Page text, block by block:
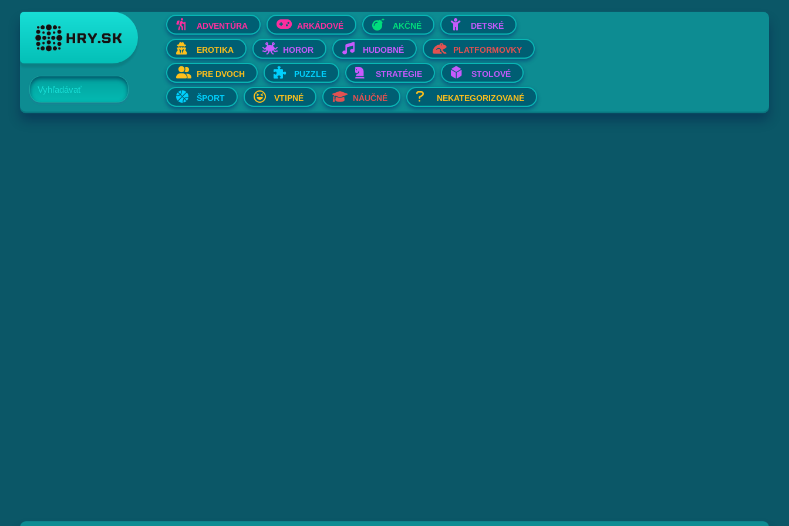
Vyhľadávať
ADVENTÚRA ARKÁDOVÉ AKČNÉ DETSKÉ
EROTIKA HOROR HUDOBNÉ PLATFORMOVKY
PRE DVOCH PUZZLE STRATÉGIE STOLOVÉ
ŠPORT VTIPNÉ NÁUČNÉ NEKATEGORIZOVANÉ